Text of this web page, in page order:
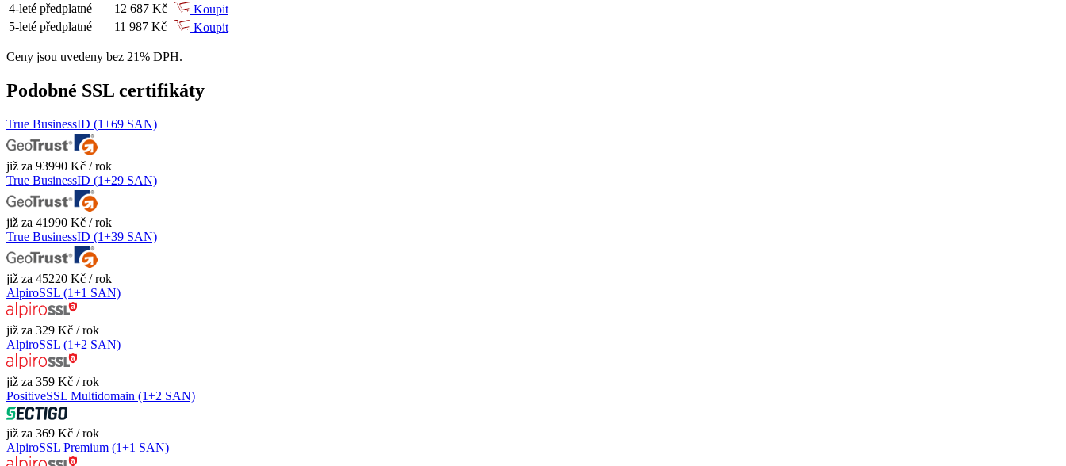
4-leté předplatné
12 687 Kč
Koupit
5-leté předplatné
11 987 Kč Koupit
Ceny jsou uvedeny bez 21% DPH.
Podobné SSL certifikáty
True BusinessID (1+69 SAN)
již za 93990 Kč / rok
True BusinessID (1+29 SAN)
již za 41990 Kč / rok
True BusinessID (1+39 SAN)
již za 45220 Kč / rok
AlpiroSSL (1+1 SAN)
již za 329 Kč / rok
AlpiroSSL (1+2 SAN)
již za 359 Kč / rok
PositiveSSL Multidomain (1+2 SAN)
již za 369 Kč / rok
AlpiroSSL Premium (1+1 SAN)